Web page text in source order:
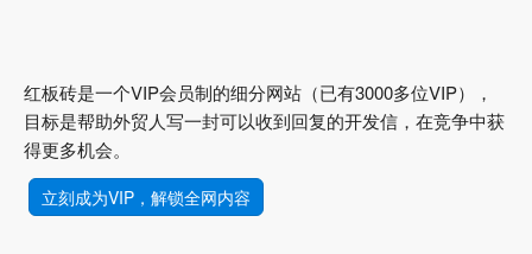
红板砖是一个VIP会员制的细分网站（已有3000多位VIP），
目标是帮助外贸人写一封可以收到回复的开发信，在竞争中获
得更多机会。
立刻成为VIP，解锁全网内容